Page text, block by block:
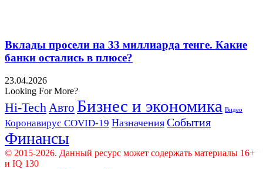
Вклады просели на 33 миллиарда тенге. Какие
банки остались в плюсе?
23.04.2026
Looking For More?
Hi-Tech Авто Бизнес и экономика Видео
Коронавирус COVID-19 Назначения События
Финансы
© 2015-2026. Данный ресурс может содержать материалы 16+
и IQ 130